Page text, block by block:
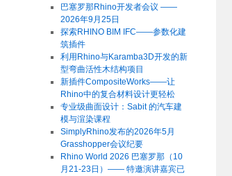
巴塞罗那Rhino开发者会议 ——
2026年9月25日
探索RHINO BIM IFC——参数化建
筑插件
利用Rhino与Karamba3D开发的新
型弯曲活性木结构项目
新插件CompositeWorks——让
Rhino中的复合材料设计更轻松
专业级曲面设计：Sabit 的汽车建
模与渲染课程
SimplyRhino发布的2026年5月
Grasshopper会议纪要
Rhino World 2026 巴塞罗那（10
月21-23日）—— 特邀演讲嘉宾已